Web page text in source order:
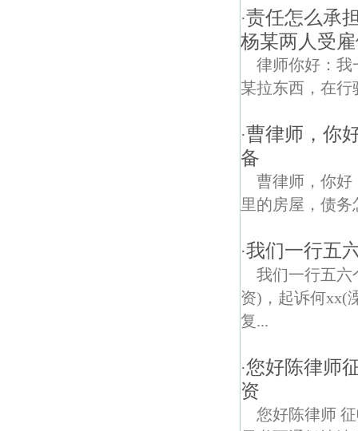
·责任怎么承
杨某两人受
律师你好：我
某拉东西，在
·曹律师，你
备
曹律师，你好
里的房屋，债
·我们一行五
我们一行五六
资)，起诉何xx(
复...
·您好陈律师
资
您好陈律师